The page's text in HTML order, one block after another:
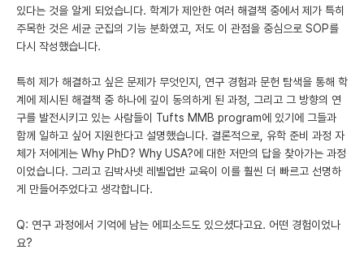
있다는 것을 알게 되었습니다. 학계가 제안한 여러 해결책 중에서 제가 특히
주목한 것은 세균 군집의 기능 분화였고, 저도 이 관점을 중심으로 SOP를
다시 작성했습니다.
특히 제가 해결하고 싶은 문제가 무엇인지, 연구 경험과 문헌 탐색을 통해 학
계에 제시된 해결책 중 하나에 깊이 동의하게 된 과정, 그리고 그 방향의 연
구를 발전시키고 있는 사람들이 Tufts MMB program에 있기에 그들과
함께 일하고 싶어 지원한다고 설명했습니다. 결론적으로, 유학 준비 과정 자
체가 저에게는 Why PhD? Why USA?에 대한 저만의 답을 찾아가는 과정
이었습니다. 그리고 김박사넷 레벨업반 교육이 이를 훨씬 더 빠르고 선명하
게 만들어주었다고 생각합니다.
Q: 연구 과정에서 기억에 남는 에피소드도 있으셨다고요. 어떤 경험이었나
요?